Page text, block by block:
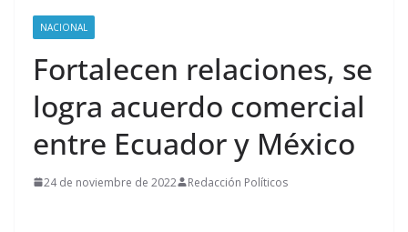
NACIONAL
Fortalecen relaciones, se
logra acuerdo comercial
entre Ecuador y México
24 de noviembre de 2022 Redacción Políticos